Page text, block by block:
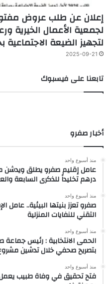
لجمعية الأعمال الخيرية
لتجهيز الضيعة
2025-09-21
تابعنا على فيسبوك
أخبار صفرو
منذ أسبوع واحد
درهم تخليداً للذكرى السابعة
منذ أسبوع واحد
صفرو تعزز بنيتها البيئية..
التقني للنفايات المنزلية
منذ أسبوع واحد
الحمى الانتخابية : رئيس
بتصريح صحفي خلال تدشين
منذ أسبوع واحد
فتح تحقيق في وفاة طبيب